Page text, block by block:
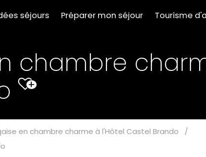
séjours Préparer mon séjour Tourisme
chambre
+
en chambre charme à l'Hôtel Castel Brando
/